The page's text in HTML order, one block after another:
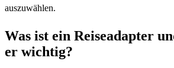
auszuwählen.
Was ist ein Reiseadapter
er wichtig?